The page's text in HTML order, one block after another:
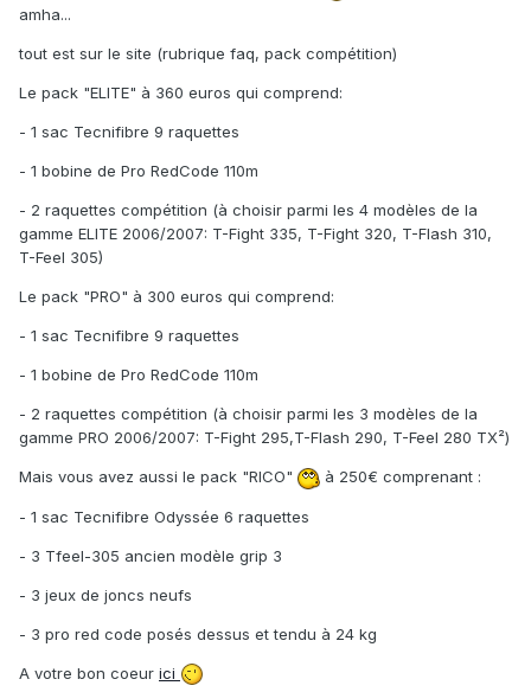
amha...
tout est sur le site (rubrique faq, pack compétition)
Le pack "ELITE" à 360 euros qui comprend:
- 1 sac Tecnifibre 9 raquettes
- 1 bobine de Pro RedCode 110m
- 2 raquettes compétition (à choisir parmi les 4 modèles de la
gamme ELITE 2006/2007: T-Fight 335, T-Fight 320, T-Flash 310,
T-Feel 305)
Le pack "PRO" à 300 euros qui comprend:
- 1 sac Tecnifibre 9 raquettes
- 1 bobine de Pro RedCode 110m
- 2 raquettes compétition (à choisir parmi les 3 modèles de la
gamme PRO 2006/2007: T-Fight 295,T-Flash 290, T-Feel 280 TX²)
Mais vous avez aussi le pack "RICO" à 250€ comprenant :
- 1 sac Tecnifibre Odyssée 6 raquettes
- 3 Tfeel-305 ancien modèle grip 3
- 3 jeux de joncs neufs
- 3 pro red code posés dessus et tendu à 24 kg
A votre bon coeur ici